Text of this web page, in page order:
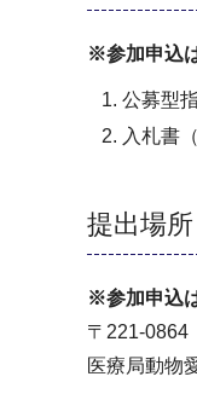
※参加申込
公募型
入札書
提出場所
※参加申込
〒221-
医療局動物